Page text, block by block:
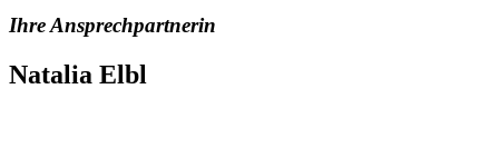
Ihre Ansprechpartnerin
Natalia Elbl